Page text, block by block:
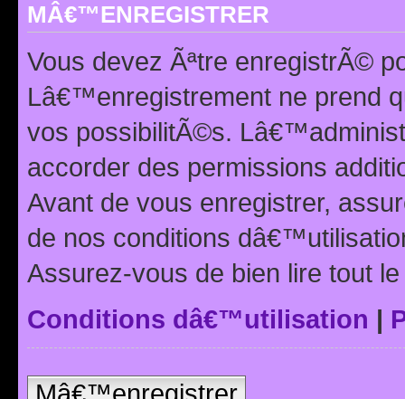
MÂ€™ENREGISTRER
Vous devez Ãªtre enregistrÃ©
Lâ€™enregistrement ne prend
vos possibilitÃ©s.
accorder des permissions
Avant de vous enregistrer,
de nos conditions
Assurez-vous de bien lire tout
Conditions dâ€™utilisation |
Mâ€™enregistrer